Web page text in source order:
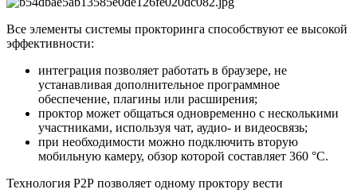
Все элементы системы прокторинга способствуют ее высокой
эффективности:
интеграция позволяет работать в браузере, не
устанавливая дополнительное программное
обеспечение, плагины или расширения;
проктор может общаться одновременно с несколькими
участниками, используя чат, аудио- и видеосвязь;
при необходимости можно подключить вторую
мобильную камеру, обзор которой составляет 360 °С.
Технология Р2Р позволяет одному проктору вести